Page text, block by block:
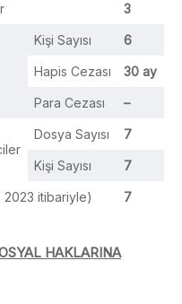
3
Kişi Sayısı 6
Hapis Cezası 30 ay
Para Cezası –
Dosya Sayısı 7
Kişi Sayısı 7
2023 itibariyle) 7
HAKLARINA